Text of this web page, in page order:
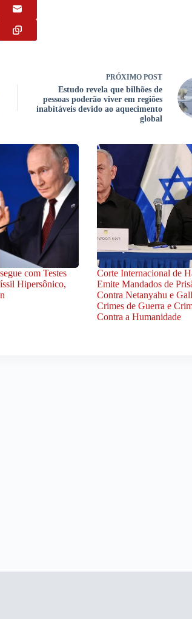
PRÓXIMO POST
Estudo revela que bilhões de
pessoas poderão viver em regiões
inabitáveis devido ao aquecimento
global
com Testes
Hipersônico,
Corte Internacional de
Emite Mandados de
Contra Netanyahu e
Crimes de Guerra e
Contra a Humanidade